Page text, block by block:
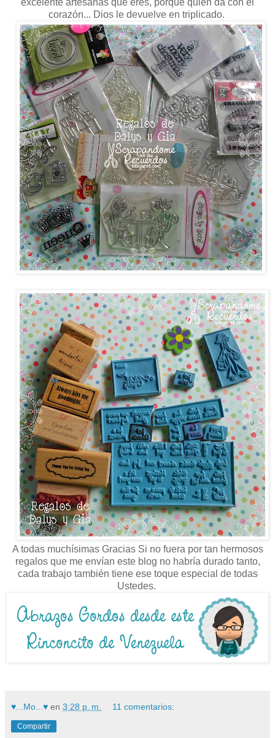
excelente artesanas que eres, porque quien da con el
corazón... Dios le devuelve en triplicado.
A todas muchísimas Gracias Si no fuera por tan hermosos
regalos que me envían este blog no habría durado tanto,
cada trabajo también tiene ese toque especial de todas
Ustedes.
♥...Mo...♥ en 3:28 p. m. 11 comentarios:
Compartir